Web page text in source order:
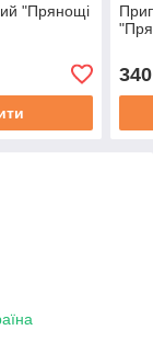
"Прянощі
340